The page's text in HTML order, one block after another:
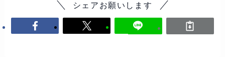
シェアお願いします